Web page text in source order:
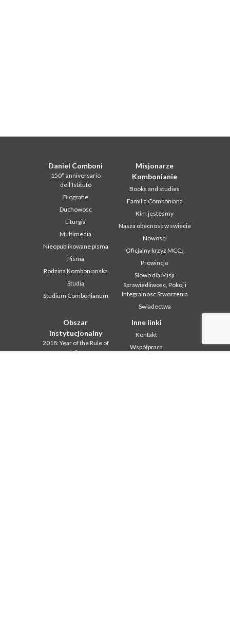
Daniel Comboni
150° anniversario
dell’Istituto
Biografie
Duchowosc
Liturgia
Multimedia
Nieopublikowane pisma
Pisma
Rodzina Kombonianska
Studia
Studium Combonianum
Misjonarze
Kombonianie
Books and studies
Familia Comboniana
Kim jestesmy
Nasza obecnosc w swiecie
Nowosci
Oficjalny krzyz MCCJ
Prowincje
Slowo dla Misji
Sprawiedliwosc, Pokoj i
Integralnosc Stworzenia
Swiadectwa
Obszar
instytucjonalny
2018: Year of the Rule of
Life
Inne linki
Kontakt
Współpraca